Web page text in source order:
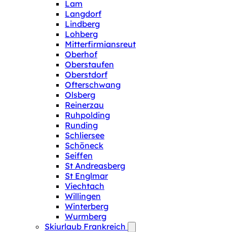
Lam
Langdorf
Lindberg
Lohberg
Mitterfirmiansreut
Oberhof
Oberstaufen
Oberstdorf
Ofterschwang
Olsberg
Reinerzau
Ruhpolding
Runding
Schliersee
Schöneck
Seiffen
St Andreasberg
St Englmar
Viechtach
Willingen
Winterberg
Wurmberg
Skiurlaub Frankreich